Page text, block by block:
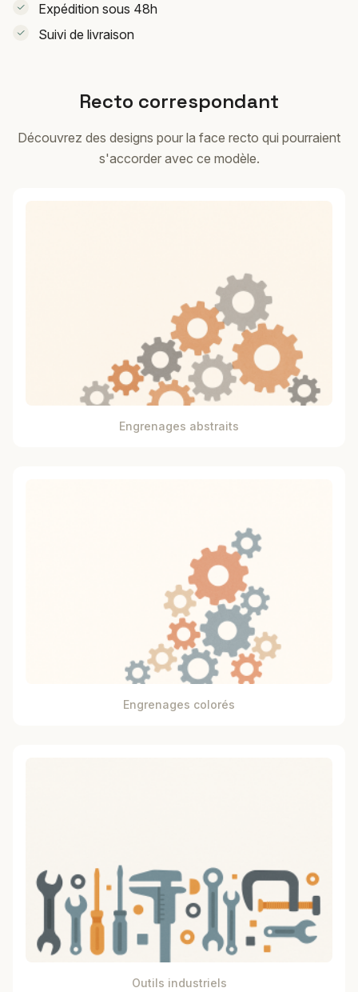
Expédition sous 48h
Suivi de livraison
Recto correspondant
Découvrez des designs pour la face recto qui pourraient
s'accorder avec ce modèle.
Engrenages abstraits
Engrenages colorés
Outils industriels